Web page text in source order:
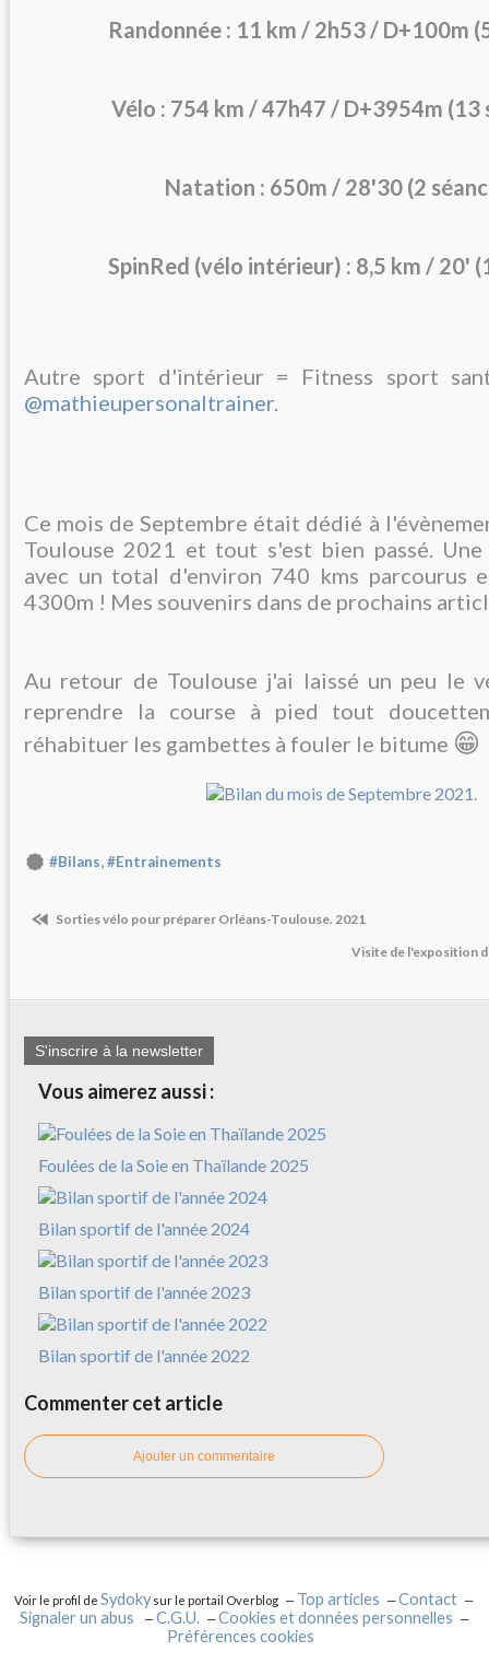
Randonnée : 11 km / 2h53 / D+100m
Vélo : 754 km / 47h47 / D+3954m (13
Natation : 650m / 28'30 (2
SpinRed (vélo intérieur) : 8,5 km / 20'
Autre sport d'intérieur = Fitness sport
@mathieupersonaltrainer.
Ce mois de Septembre était dédié à
Toulouse 2021 et tout s'est bien passé.
avec un total d'environ 740 kms parcourus
4300m ! Mes souvenirs dans de prochains
Au retour de Toulouse j'ai laissé un peu le
reprendre la course à pied tout
réhabituer les gambettes à fouler le bitume 😁
#Bilans,#Entrainements
Sorties vélo pour préparer Orléans-Toulouse. 2021
Visite de l'exposition
S'inscrire à la newsletter
Vous aimerez aussi :
Foulées de la Soie en Thaïlande 2025
Bilan sportif de l'année 2024
Bilan sportif de l'année 2023
Bilan sportif de l'année 2022
Commenter cet article
Ajouter un commentaire
Voir le profil deSydokysur le portail Overblog Top articles
Contact
Signaler un abus
C.G.U.
Cookies et données personnelles
Préférences cookies